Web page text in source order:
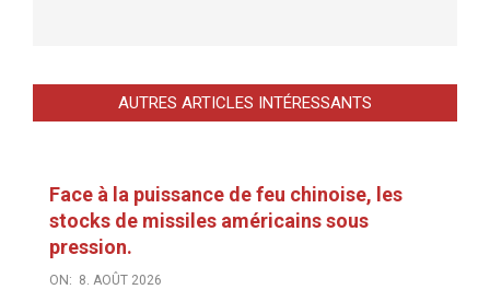
AUTRES ARTICLES INTÉRESSANTS
Face à la puissance de feu chinoise, les
stocks de missiles américains sous
pression.
ON: 8. AOÛT 2026